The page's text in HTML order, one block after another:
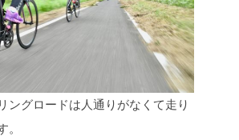
ングロードは人通りがなくて走り
。